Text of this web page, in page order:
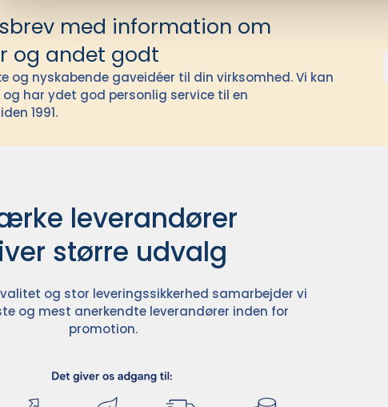
med information om
og andet godt
og nyskabende gaveidéer til din virksomhed. Vi kan
har ydet god personlig service til en
1991.
leverandører
større udvalg
og stor leveringssikkerhed samarbejder vi
og mest anerkendte leverandører inden for
promotion.